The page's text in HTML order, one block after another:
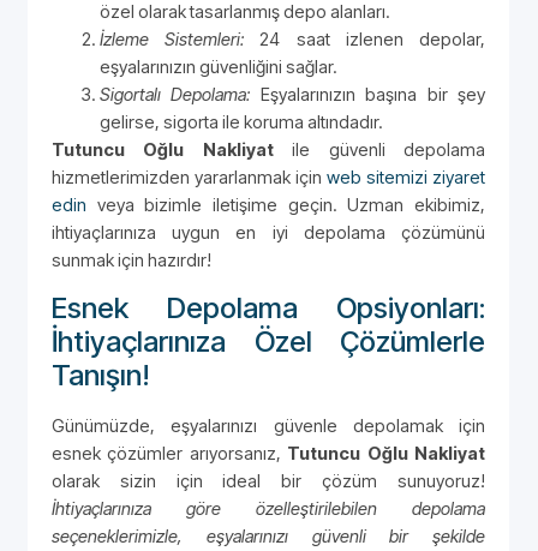
özel olarak tasarlanmış depo alanları.
İzleme Sistemleri: 24 saat izlenen depolar,
eşyalarınızın güvenliğini sağlar.
Sigortalı Depolama: Eşyalarınızın başına bir şey
gelirse, sigorta ile koruma altındadır.
Tutuncu Oğlu Nakliyatile güvenli depolama
hizmetlerimizden yararlanmak için web sitemizi ziyaret
edin veya bizimle iletişime geçin. Uzman ekibimiz,
ihtiyaçlarınıza uygun en iyi depolama çözümünü
sunmak için hazırdır!
Esnek Depolama Opsiyonları:
İhtiyaçlarınıza Özel Çözümlerle
Tanışın!
Günümüzde, eşyalarınızı güvenle depolamak için
esnek çözümler arıyorsanız, Tutuncu Oğlu Nakliyat
olarak sizin için ideal bir çözüm sunuyoruz!
İhtiyaçlarınıza göre özelleştirilebilen depolama
seçeneklerimizle, eşyalarınızı güvenli bir şekilde